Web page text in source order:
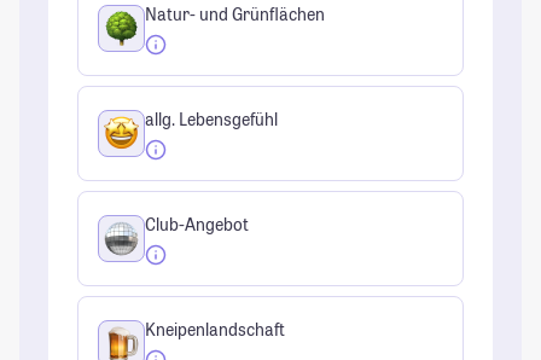
Natur- und Grünflächen
allg. Lebensgefühl
Club-Angebot
Kneipenlandschaft